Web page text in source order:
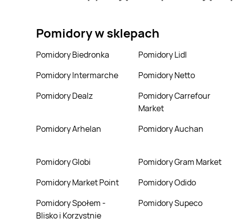
Pomidoryw sklepach
Pomidory Biedronka Pomidory Lidl
Pomidory Intermarche
Pomidory Netto
Pomidory Dealz
Pomidory Carrefour
Market
Pomidory Arhelan Pomidory Auchan
Pomidory Globi Pomidory Gram Market
Pomidory Market Point
Pomidory Odido
Pomidory Społem -
Blisko i Korzystnie
Pomidory Supeco